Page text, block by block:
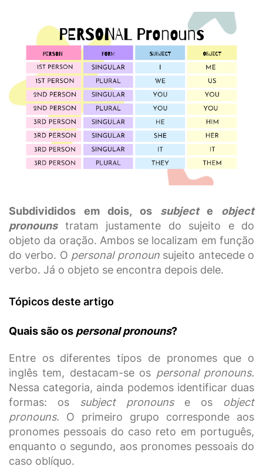
Subdivididos em dois, os subjecte object
pronounstratam justamente do sujeito e do
objeto da oração. Ambos se localizam em função
do verbo. O personal pronoun sujeito antecede o
verbo. Já o objeto se encontra depois dele.
Tópicos deste artigo
Quais são os personal pronouns?
Entre os diferentes tipos de pronomes que o
inglês tem, destacam-se os personal pronouns.
Nessa categoria, ainda podemos identificar duas
formas: os subject pronouns e os object
pronouns. O primeiro grupo corresponde aos
pronomes pessoais do caso reto em português,
enquanto o segundo, aos pronomes pessoais do
caso oblíquo.